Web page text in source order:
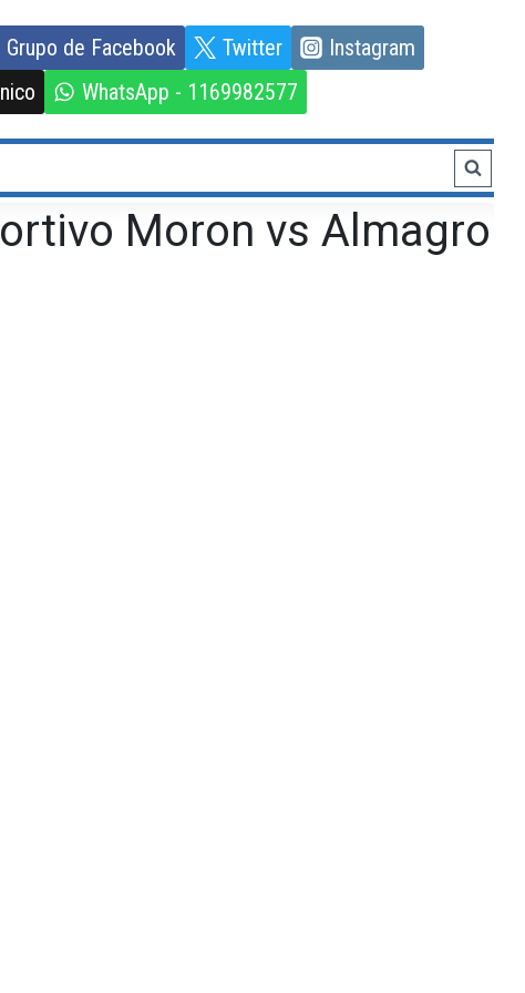
Grupo de Facebook Twitter
Instagram
WhatsApp - 1169982577
Moron vs Almagro